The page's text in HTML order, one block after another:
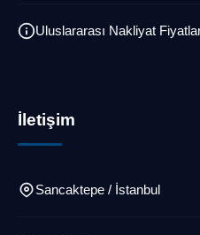
Uluslararası Nakliyat
İletişim
Sancaktepe / İstanbul